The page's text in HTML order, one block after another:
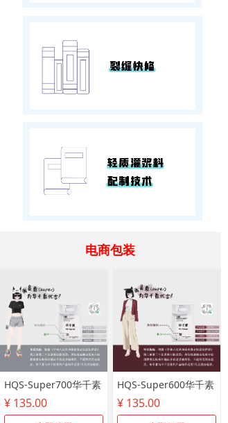
电商包装
HQS-Super700华千素
¥ 135.00
HQS-Super600华千素
¥ 135.00